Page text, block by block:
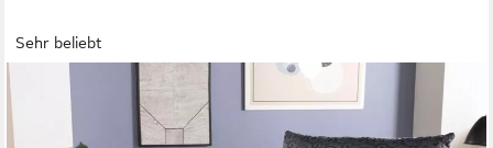
Sehr beliebt
JOCKENHÖFER GRUPPE
Recamiere Roy, B: 149 cm, Liegefl. 84x200 cm, mit
Schlaffunktion, Bettkasten & Zierkissen, Federkern